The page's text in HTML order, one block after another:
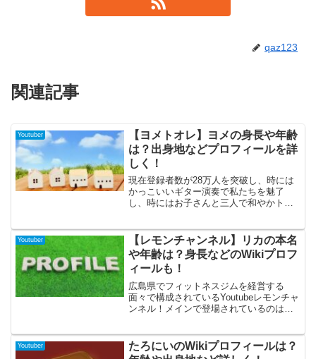
qaz123
関連記事
Youtuber
【ヨメトオレ】ヨメの身長や年齢
は？出身地などプロフィールを詳
しく！
現在登録者数が28万人を突破し、時には
かっこいいギター演奏で私たちを魅了
し、時にはお子さんと三人で和やかトー
今回はMarcoさんに楽しそうにドッキリ
を仕掛けていて、お茶目な一面もあるヨ
メさんに焦点を当てて、年齢や出身地な
どのプロフィールを紹介いたします。
Youtuber
【レモンチャンネル】リカの本名
や年齢は？身長などのWikiプロフ
ィールも！
広島県でフィットネスジムを経営する
面々で構成されているYoutubeレモンチャ
ンネル！メインで登場されているのはジ
カさんのプロフィールについてまとめて
みました。
Youtuber
たろにいのWikiプロフィールは？